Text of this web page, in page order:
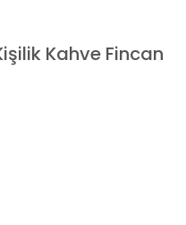
Kahve Fincan